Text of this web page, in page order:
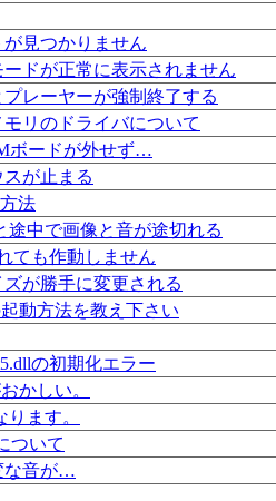
見つかりません
ドが正常に表示されません
レーヤーが強制終了する
リのドライバについて
ボードが外せず…
が止まる
法
途中で画像と音が途切れる
ても作動しません
が勝手に変更される
動方法を教え下さい
の初期化エラー
かしい。
ます。
ついて
な音が…